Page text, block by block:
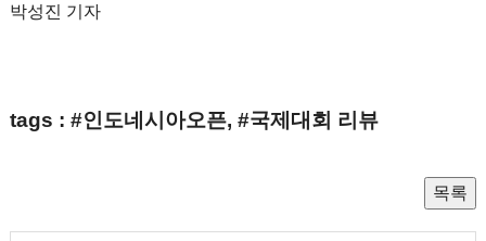
박성진 기자
tags : #인도네시아오픈, #국제대회 리뷰
목록